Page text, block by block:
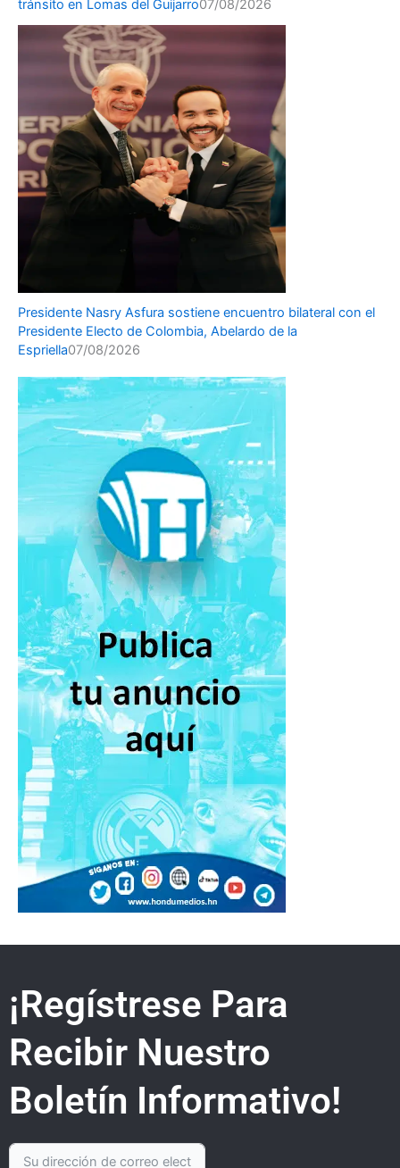
tránsito en Lomas del Guijarro07/08/2026
Presidente Nasry Asfura sostiene encuentro bilateral con el
Presidente Electo de Colombia, Abelardo de la
Espriella07/08/2026
¡Regístrese Para
Recibir Nuestro
Boletín Informativo!